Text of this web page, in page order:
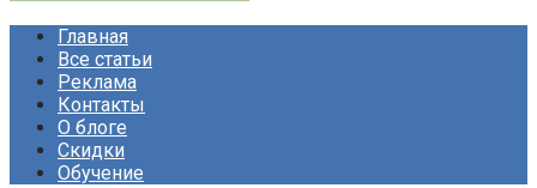
Главная
Все статьи
Реклама
Контакты
О блоге
Скидки
Обучение